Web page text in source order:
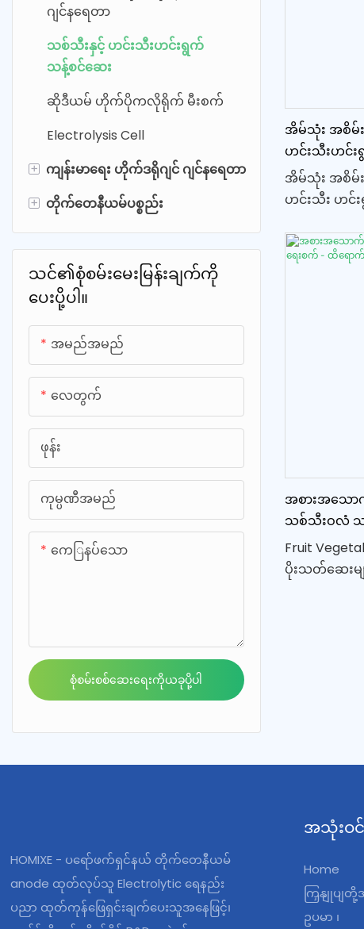
Ruthenium Iridium Titanium
Anode
MMO (SDA) တိုက်တေနီယမ် အန်
ဒိတ်
ဂျင်နရေတာ
သစ်သီးနှင့် ဟင်းသီးဟင်းရွက်
သန့်စင်ဆေး
ဆိုဒီယမ် ဟိုက်ပိုကလိုရိုက် မီးစက်
Electrolysis Cell
+ ကျန်းမာရေး ဟိုက်ဒရိုဂျင် ဂျင်နရေတာ
ဟိုက်ဒရိုဂျင်ရေပုလင်း
သစ်သီးနှင့် ဟင်းသီးဟင်းရွက်
အဝတ်လျှော်စက်
ဟိုက်ဒရိုဂျင်ရေဖြန်း
ဟိုက်ဒရိုဂျင်ရှူသွင်းစက်
+ တိုက်တေနီယမ်ပစ္စည်း
တိုက်တေနီယမ် Filter
တိုက်တေနီယမ်ကွက် & ပြား
တိုက်တေနီယမ်ဝက်အူ
သင်၏စုံစမ်းမေးမြန်းချက်ကို
ပေးပို့ပါ။
အမည်အမည်
လေတွက်
ဖုန်း
ကုမ္ပဏီအမည်
ကေြနပ်သော
စုံစမ်းစစ်ဆေးရေးကိုယခုပို့ပါ
အိမ်သုံး အစိမ်
ဟင်းသီးဟင်း
ပစ္စည်းများ
အိမ်သုံး အစိမ်
ဟင်းသီး ဟင်
စက်၏ စွမ်းဆ
အကောင်းဆုံး
အစားအသေ
သစ်သီးဝလံ သ
ထုတ်လုပ်သည့်
Fruit
ပိုးသတ်ဆေးမျ
HOMIXE - ပရော်ဖက်ရှင်နယ် တိုက်တေနီယမ်
anode ထုတ်လုပ်သူ Electrolytic ရေနည်း
ပညာ ထုတ်ကုန်ဖြေရှင်းချက်ပေးသူအနေဖြင့်၊
အသုံးဝင်
Home
ကြှနျုပျတို့
ဥပမာ ၊